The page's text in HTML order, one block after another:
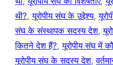
थी?,यूरोपीय संघ के उद्देश्य,
संघ के संस्थापक सदस्य देश,
कितने देश हैं?,यूरोपीय संघ में
यूरोपीय संघ के सदस्य देश,